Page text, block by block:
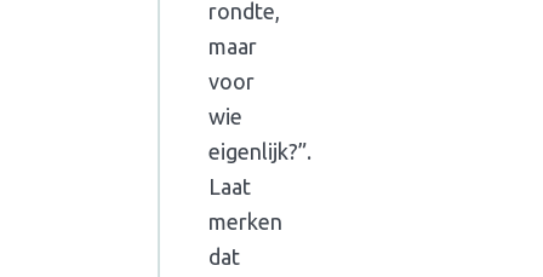
rondte,
maar
voor
wie
eigenlijk?”.
Laat
merken
dat